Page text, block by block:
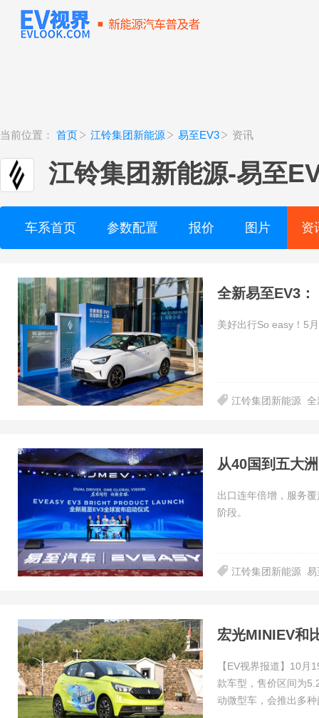
当前位置： 首页 江铃集团新能源 易至EV3 资讯
江铃集团新能源-易至
车系首页 参数配置 报价 图片 资
全新易至EV3
美好出行So easy！5
江铃集团新能源 全
出口连年倍增，服务
阶段。
江铃集团新能源 易
【EV视界报道】10
款车型，售价区间为
动微型车，会推出多种